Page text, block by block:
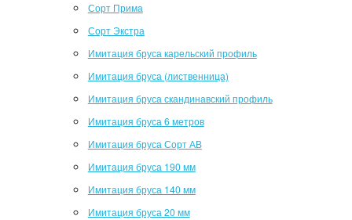
Сорт Прима
Сорт Экстра
Имитация бруса карельский профиль
Имитация бруса (лиственница)
Имитация бруса скандинавский профиль
Имитация бруса 6 метров
Имитация бруса Сорт АВ
Имитация бруса 190 мм
Имитация бруса 140 мм
Имитация бруса 20 мм